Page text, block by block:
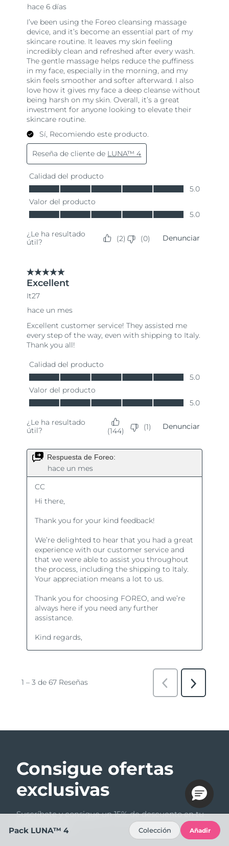
Consigue ofertas
exclusivas
Suscríbete y consigue un 15% de descuento en tu
primer pedido.
Pack LUNA™ 4 Colección Añadir